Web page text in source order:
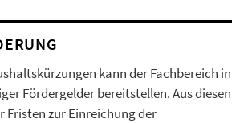
kann der Fachbereich in
Fördergelder bereitstellen. Aus diesen
Fristen zur Einreichung der